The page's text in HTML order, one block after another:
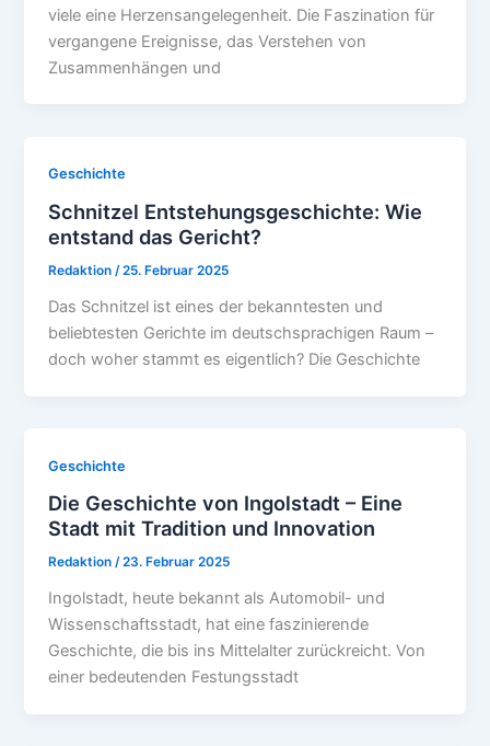
viele eine Herzensangelegenheit. Die Faszination für
vergangene Ereignisse, das Verstehen von
Zusammenhängen und
Geschichte
Schnitzel Entstehungsgeschichte: Wie
entstand das Gericht?
Redaktion/25. Februar 2025
Das Schnitzel ist eines der bekanntesten und
beliebtesten Gerichte im deutschsprachigen Raum –
doch woher stammt es eigentlich? Die Geschichte
Geschichte
Die Geschichte von Ingolstadt – Eine
Stadt mit Tradition und Innovation
Redaktion/23. Februar 2025
Ingolstadt, heute bekannt als Automobil- und
Wissenschaftsstadt, hat eine faszinierende
Geschichte, die bis ins Mittelalter zurückreicht. Von
einer bedeutenden Festungsstadt